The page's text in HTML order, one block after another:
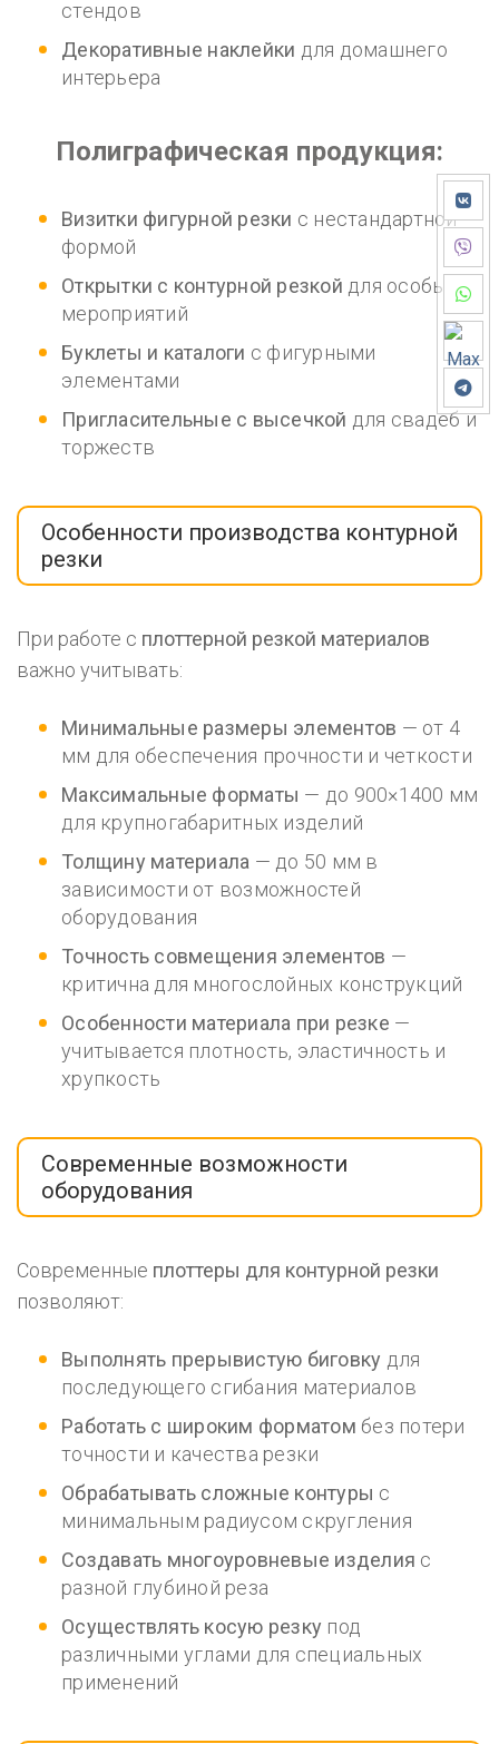
стендов
Декоративные наклейки для домашнего
интерьера
Полиграфическая продукция:
Визитки фигурной резки с нестандартной
формой
Открытки с контурной резкой для особых
мероприятий
Буклеты и каталоги с фигурными
элементами
Пригласительные с высечкой для свадеб и
торжеств
Особенности производства контурной
резки
При работе с плоттерной резкой материалов
важно учитывать:
Минимальные размеры элементов — от 4
мм для обеспечения прочности и четкости
Максимальные форматы — до 900×1400 мм
для крупногабаритных изделий
Толщину материала — до 50 мм в
зависимости от возможностей
оборудования
Точность совмещения элементов —
критична для многослойных конструкций
Особенности материала при резке —
учитывается плотность, эластичность и
хрупкость
Современные возможности
оборудования
Современные плоттеры для контурной резки
позволяют:
Выполнять прерывистую биговку для
последующего сгибания материалов
Работать с широким форматом без потери
точности и качества резки
Обрабатывать сложные контуры с
минимальным радиусом скругления
Создавать многоуровневые изделия с
разной глубиной реза
Осуществлять косую резку под
различными углами для специальных
применений